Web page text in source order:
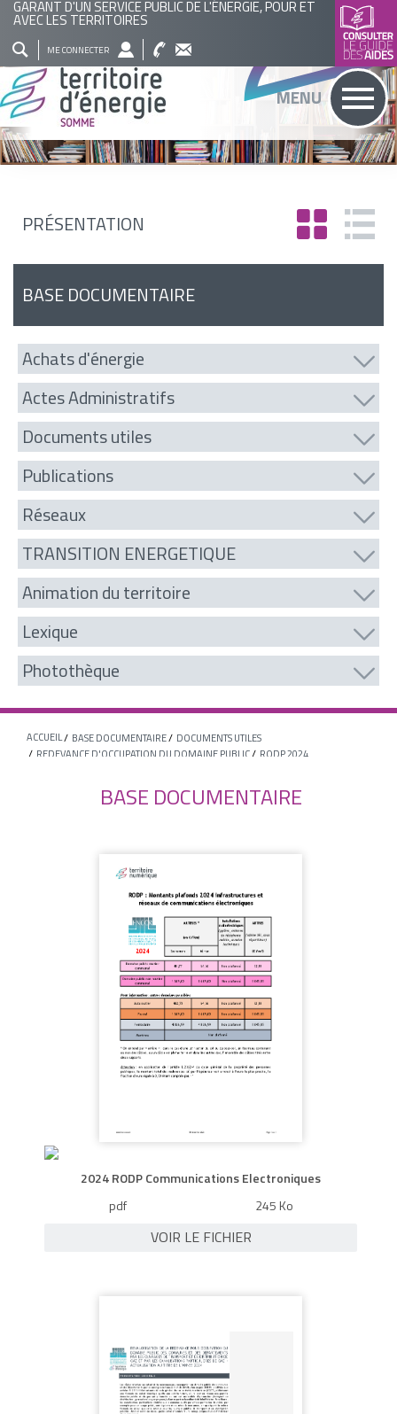
GARANT D'UN SERVICE PUBLIC DE L'ÉNERGIE, POUR ET
AVEC LES TERRITOIRES
ME CONNECTER
RECHERCHER MENU
PRÉSENTATION
BASE DOCUMENTAIRE
Achats d'énergie
Actes Administratifs
Documents utiles
Publications
Réseaux
TRANSITION ENERGETIQUE
Animation du territoire
Lexique
Photothèque
ACCUEIL BASE DOCUMENTAIRE
DOCUMENTS UTILES
REDEVANCE D'OCCUPATION DU DOMAINE PUBLIC
RODP 2024
BASE DOCUMENTAIRE
2024 RODP Communications Electroniques
pdf
245 Ko
VOIR LE FICHIER
QUI
SOMMES
NOUS
?
NOS
ACTIONS
ACTUALITÉS
AGENDA
BASE
DOCUMENTAIRE